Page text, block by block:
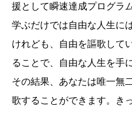
援として瞬速達成プログラ
学ぶだけでは自由な人生に
けれども、自由を謳歌して
ることで、自由な人生を手
その結果、あなたは唯一無
歌することができます。き